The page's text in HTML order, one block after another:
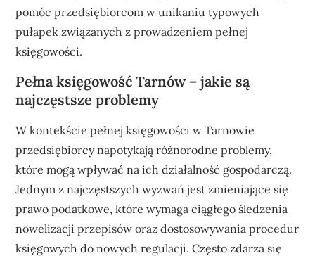
pomóc przedsiębiorcom w unikaniu typowych
pułapek związanych z prowadzeniem pełnej
księgowości.
Pełna księgowość Tarnów – jakie są
najczęstsze problemy
W kontekście pełnej księgowości w Tarnowie
przedsiębiorcy napotykają różnorodne problemy,
które mogą wpływać na ich działalność gospodarczą.
Jednym z najczęstszych wyzwań jest zmieniające się
prawo podatkowe, które wymaga ciągłego śledzenia
nowelizacji przepisów oraz dostosowywania procedur
księgowych do nowych regulacji. Często zdarza się